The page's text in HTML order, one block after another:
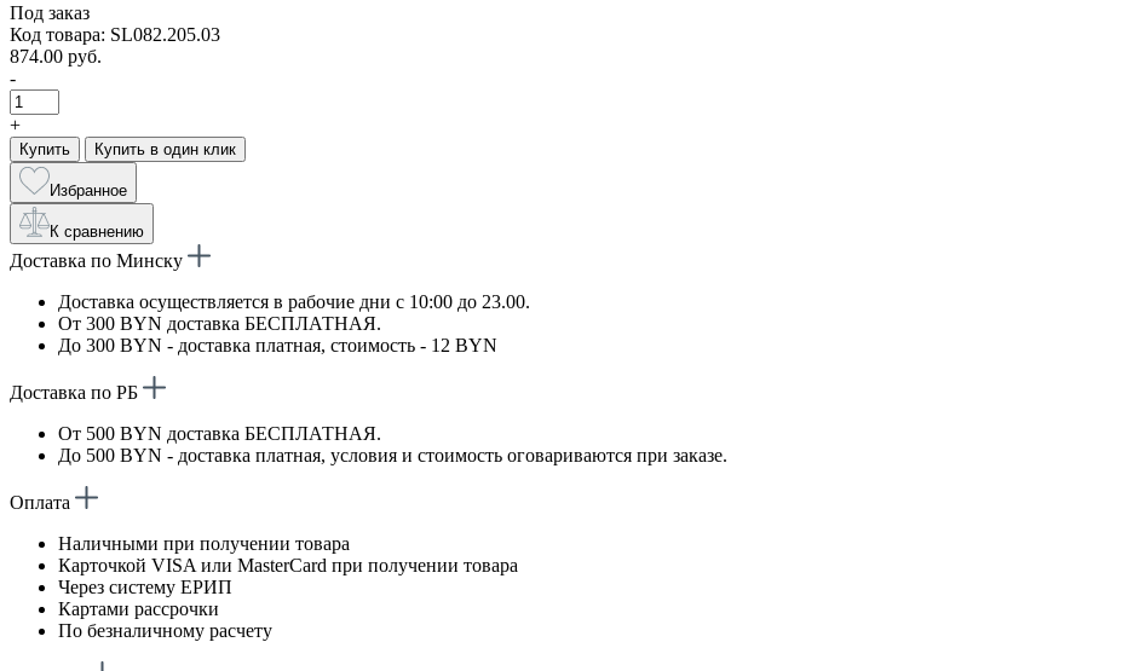
Под заказ
Код товара: SL082.205.03
874.00 руб.
-
+
Купить Купить в один клик
Избранное
К сравнению
Доставка по Минску
Доставка осуществляется в рабочие дни с 10:00 до 23.00.
От 300 BYN доставка БЕСПЛАТНАЯ.
До 300 BYN - доставка платная, стоимость - 12 BYN
Доставка по РБ
От 500 BYN доставка БЕСПЛАТНАЯ.
До 500 BYN - доставка платная, условия и стоимость оговариваются при заказе.
Оплата
Наличными при получении товара
Карточкой VISA или MasterCard при получении товара
Через систему ЕРИП
Картами рассрочки
По безналичному расчету